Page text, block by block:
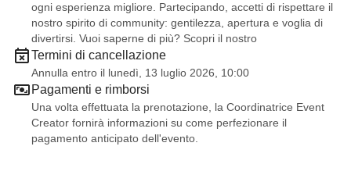
ogni esperienza migliore. Partecipando, accetti di rispettare il
nostro spirito di community: gentilezza, apertura e voglia di
divertirsi. Vuoi saperne di più? Scopri il nostro
Termini di cancellazione
Annulla entro il lunedì, 13 luglio 2026, 10:00
Pagamenti e rimborsi
Una volta effettuata la prenotazione, la Coordinatrice Event
Creator fornirà informazioni su come perfezionare il
pagamento anticipato dell'evento.